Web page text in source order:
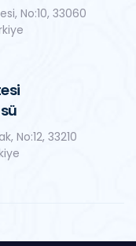
No:10, 33060
No:12, 33210